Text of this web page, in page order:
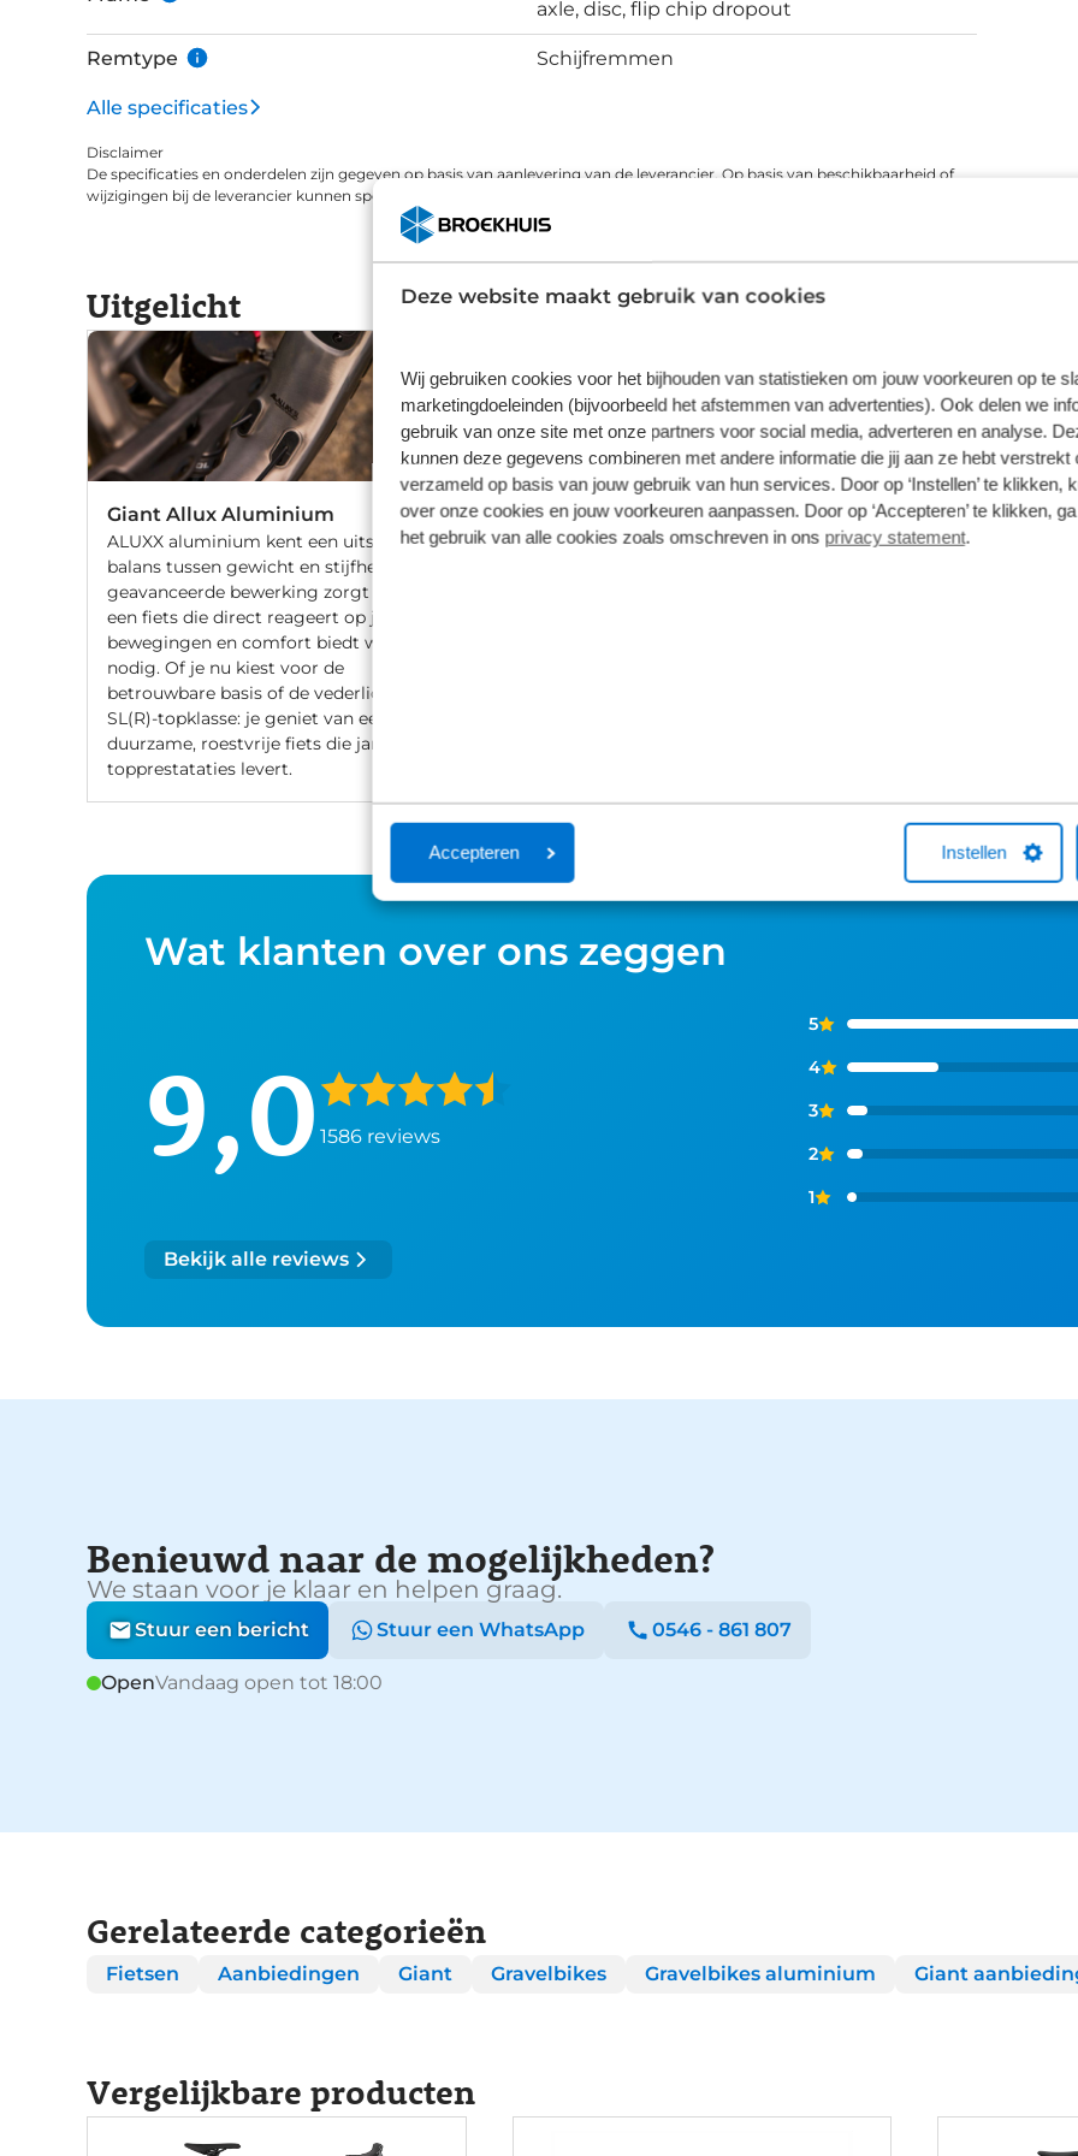
Deze website maakt gebruik van cookies
Wij gebruiken cookies voor het bijhouden van statistieken om jouw voorkeuren op te
marketingdoeleinden (bijvoorbeeld het afstemmen van advertenties). Ook delen we
gebruik van onze site met onze partners voor social media, adverteren en analyse.
kunnen deze gegevens combineren met andere informatie die jij aan ze hebt verstrekt
verzameld op basis van jouw gebruik van hun services. Door op ‘Instellen’ te klikken,
over onze cookies en jouw voorkeuren aanpassen. Door op ‘Accepteren’ te klikken,
het gebruik van alle cookies zoals omschreven in ons privacy statement.
Accepteren Instellen
dus het is gemakkelijk om te customizen met spatborden en andere accessoires. Deze
Revolt 2 is afgemonteerd met Shimano Sora 2x9-speed groepset en Tektro mechanische
axle, disc, flip chip dropout
Remtype Schijfremmen
Alle specificaties
Disclaimer
De specificaties en onderdelen zijn gegeven op basis van aanlevering van de leverancier. Op basis van beschikbaarheid of
wijzigingen bij de leverancier kunnen specificaties afwijken.
Uitgelicht
Giant Allux Aluminium
ALUXX aluminium kent een uitstekende
balans tussen gewicht en stijfheid. De
geavanceerde bewerking zorgt voor
een fiets die direct reageert op jouw
bewegingen en comfort biedt waar
nodig. Of je nu kiest voor de
betrouwbare basis of de vederlichte
SL(R)-topklasse: je geniet van een
duurzame, roestvrije fiets die jarenlang
topprestataties levert.
Persoonlijk maatadvies
Bij aanschaf van een nieuwe fiets stellen
Een Kingpolis
Broekhuis-
met één van
je online een
helpen met
Wat klanten over ons zeggen
9,0 1586 reviews
5
4
3
2
1
Bekijk alle reviews
Benieuwd naar de mogelijkheden?
We staan voor je klaar en helpen graag.
Stuur een bericht Stuur een WhatsApp 0546 - 861 807
OpenVandaag open tot 18:00
Gerelateerde categorieën
Fietsen Aanbiedingen Giant Gravelbikes Gravelbikes aluminium Giant
Vergelijkbare producten